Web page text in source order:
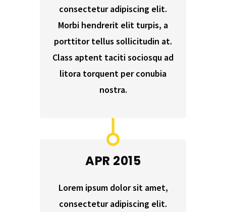
consectetur adipiscing elit.
Morbi hendrerit elit turpis, a
porttitor tellus sollicitudin at.
Class aptent taciti sociosqu ad
litora torquent per conubia
nostra.
APR 2015
Lorem ipsum dolor sit amet,
consectetur adipiscing elit.